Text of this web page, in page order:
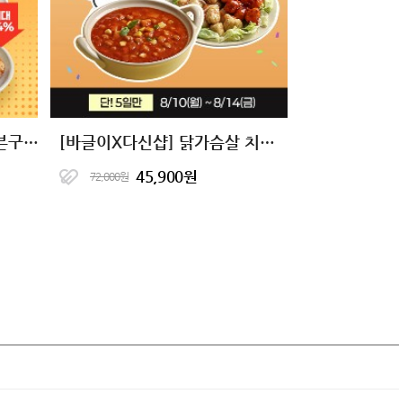
[타임특가] 10+10 닭신 오븐구이 닭안심살&닭가슴살 16종 골라담기 [바글이X다신샵] 닭가슴살 치킨&마녀스프 10종 단독핫딜
72,000원 45,900원